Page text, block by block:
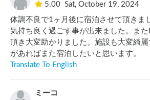
5.00 Sat, October 19, 2024
体調不良で1ヶ月後に宿泊させて頂きま
気持ち良く過ごす事が出来ました。ま
頂き大変助かりました。施設も大変綺
があればまた宿泊したいと思います。
Translate To English
ミーコ